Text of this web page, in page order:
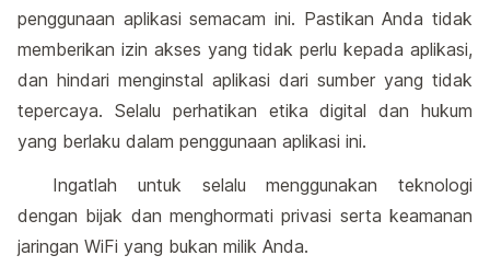
penggunaan aplikasi semacam ini. Pastikan Anda tidak
memberikan izin akses yang tidak perlu kepada aplikasi,
dan hindari menginstal aplikasi dari sumber yang tidak
tepercaya. Selalu perhatikan etika digital dan hukum
yang berlaku dalam penggunaan aplikasi ini.
Ingatlah untuk selalu menggunakan teknologi
dengan bijak dan menghormati privasi serta keamanan
jaringan WiFi yang bukan milik Anda.